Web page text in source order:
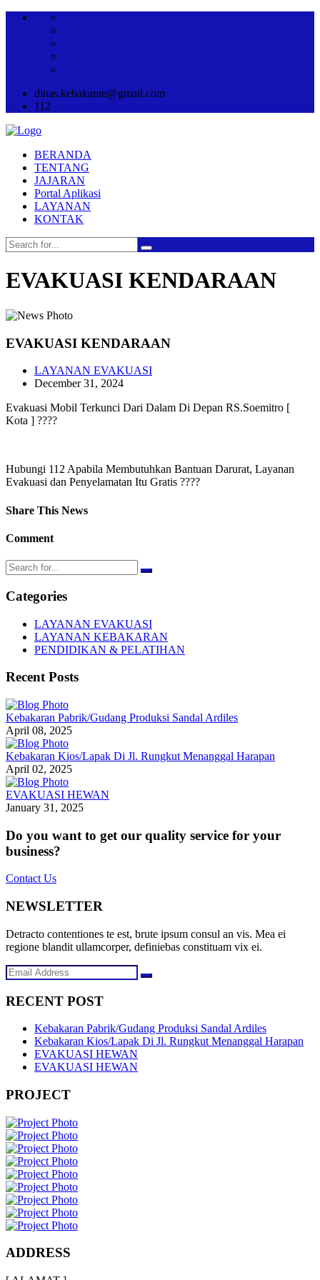
dinas.kebakaran@gmail.com
112
BERANDA
TENTANG
JAJARAN
Portal Aplikasi
LAYANAN
KONTAK
EVAKUASI KENDARAAN
EVAKUASI KENDARAAN
LAYANAN EVAKUASI
December 31, 2024
Evakuasi Mobil Terkunci Dari Dalam Di Depan RS.Soemitro [
Kota ] ????
Hubungi 112 Apabila Membutuhkan Bantuan Darurat, Layanan
Evakuasi dan Penyelamatan Itu Gratis ????
Share This News
Comment
Categories
LAYANAN EVAKUASI
LAYANAN KEBAKARAN
PENDIDIKAN & PELATIHAN
Recent Posts
Kebakaran Pabrik/Gudang Produksi Sandal Ardiles
April 08, 2025
Kebakaran Kios/Lapak Di Jl. Rungkut Menanggal Harapan
April 02, 2025
EVAKUASI HEWAN
January 31, 2025
Do you want to get our quality service for your
business?
Contact Us
NEWSLETTER
Detracto contentiones te est, brute ipsum consul an vis. Mea ei
regione blandit ullamcorper, definiebas constituam vix ei.
RECENT POST
Kebakaran Pabrik/Gudang Produksi Sandal Ardiles
Kebakaran Kios/Lapak Di Jl. Rungkut Menanggal Harapan
EVAKUASI HEWAN
EVAKUASI HEWAN
PROJECT
ADDRESS